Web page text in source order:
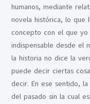
humanos, mediante
novela histórica, lo que
concepto con el que
indispensable desde el
la historia no dice la
puede decir ciertas
decir. En ese sentido,
del pasado sin la cual